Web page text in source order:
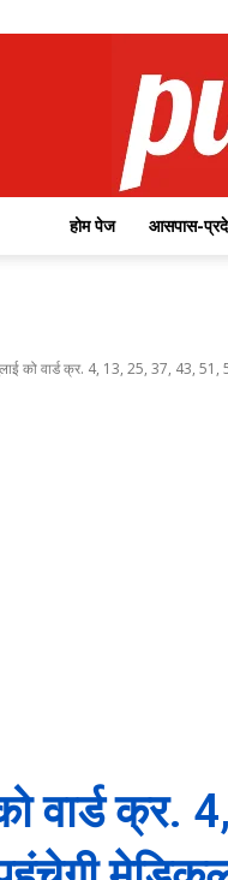
होम पेज आसपास-
को वार्ड क्र. 4, 13, 25, 37, 43, 51,
वार्ड क्र.